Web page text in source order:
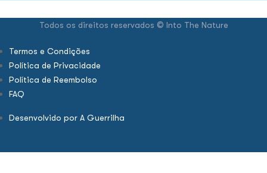
Todos os direitos reservados © Into The Nature
Termos e Condições
Política de Privacidade
Política de Reembolso
FAQ
Desenvolvido por A Guerrilha